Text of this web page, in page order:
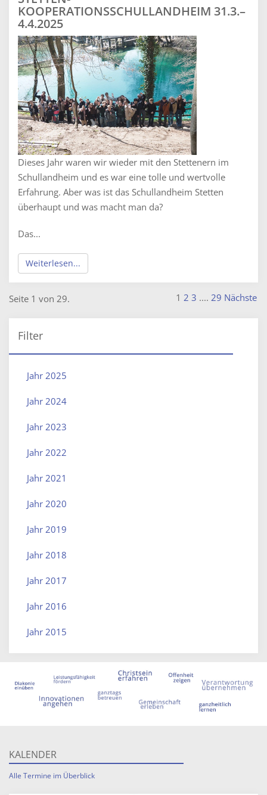
KOOPERATIONSSCHULLANDHEIM 31.3.–
4.4.2025
Dieses Jahr waren wir wieder mit den Stettenern im
Schullandheim und es war eine tolle und wertvolle
Erfahrung. Aber was ist das Schullandheim Stetten
überhaupt und was macht man da?
Das...
Weiterlesen...
Seite 1 von 29. 1 2 3 .... 29 Nächste
Filter
Jahr 2025
Jahr 2024
Jahr 2023
Jahr 2022
Jahr 2021
Jahr 2020
Jahr 2019
Jahr 2018
Jahr 2017
Jahr 2016
Jahr 2015
KALENDER
Alle Termine im Überblick